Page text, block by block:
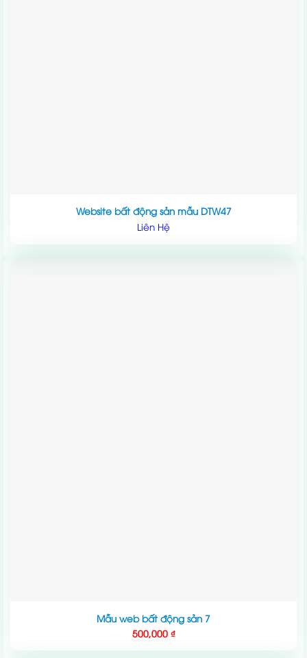
Website bất động sản mẫu DTW47
Liên Hệ
Mẫu web bất động sản 7
500,000 ₫